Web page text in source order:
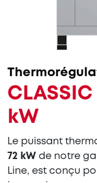
CLASSIC
kW
Le puissant
72 kW de notre
Line, est conçu